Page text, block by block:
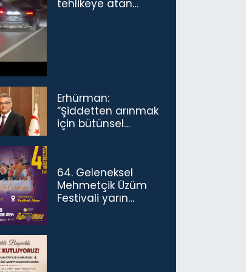
tehlikeye atan
Erhürman:
“Şiddetten arınmak
için bütünsel
64. Geleneksel
Mehmetçik Üzüm
Festivali yarın